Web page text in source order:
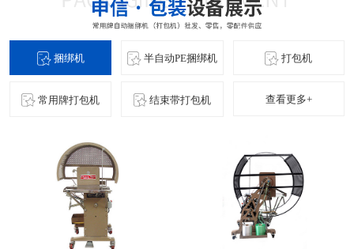
捆绑机 半自动PE捆绑机 打包机
常用牌打包机 结束带打包机 查看更多+